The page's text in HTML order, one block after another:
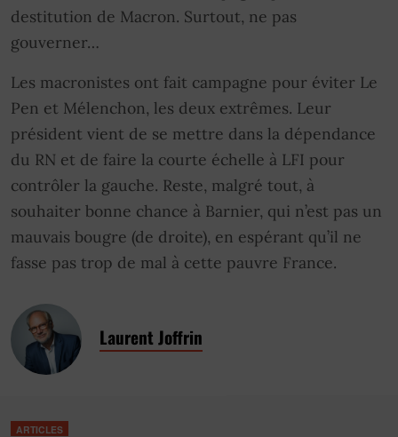
destitution de Macron. Surtout, ne pas
gouverner…
Les macronistes ont fait campagne pour éviter Le
Pen et Mélenchon, les deux extrêmes. Leur
président vient de se mettre dans la dépendance
du RN et de faire la courte échelle à LFI pour
contrôler la gauche. Reste, malgré tout, à
souhaiter bonne chance à Barnier, qui n’est pas un
mauvais bougre (de droite), en espérant qu’il ne
fasse pas trop de mal à cette pauvre France.
Laurent Joffrin
ARTICLES